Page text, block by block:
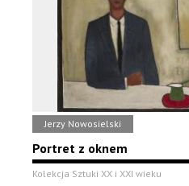
Jerzy Nowosielski
Portret z oknem
Kolekcja Sztuki XX i XXI wieku